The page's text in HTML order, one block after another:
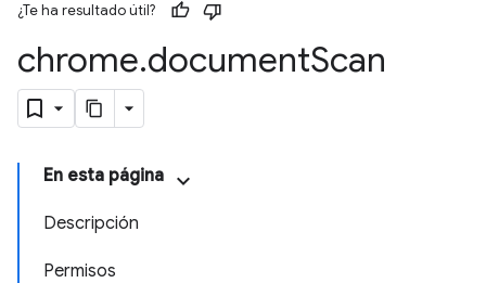
¿Te ha resultado útil?
chrome.documentScan
En esta página
Descripción
Permisos